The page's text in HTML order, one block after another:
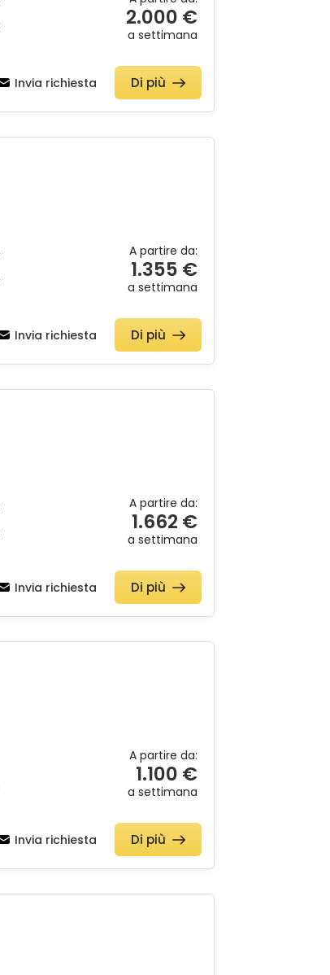
2.000 €
a settimana
Invia richiesta
Di più
A partire da:
1.355 €
a settimana
Invia richiesta
Di più
A partire da:
1.662 €
a settimana
Invia richiesta
Di più
A partire da:
1.100 €
a settimana
Invia richiesta
Di più